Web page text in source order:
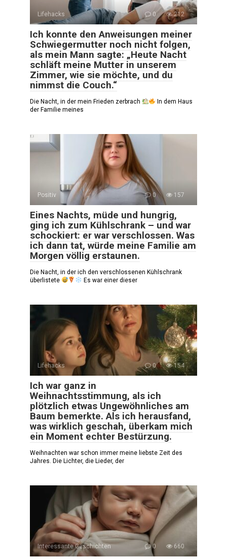
Lifehacks 0 212
Ich konnte den Anweisungen meiner
Schwiegermutter noch nicht folgen,
als mein Mann sagte: „Heute Nacht
schläft meine Mutter in unserem
Zimmer, wie sie möchte, und du
nimmst die Couch.“
Die Nacht, in der mein Frieden zerbrach
In dem Haus
der Familie meines
Positiv 0 157
Eines Nachts, müde und hungrig,
ging ich zum Kühlschrank – und war
schockiert: er war verschlossen. Was
ich dann tat, würde meine Familie am
Morgen völlig erstaunen.
Die Nacht, in der ich den verschlossenen Kühlschrank
überlistete
Es war einer dieser
Lifehacks 0 154
Ich war ganz in
Weihnachtsstimmung, als ich
plötzlich etwas Ungewöhnliches am
Baum bemerkte. Als ich herausfand,
was wirklich geschah, überkam mich
ein Moment echter Bestürzung.
Weihnachten war schon immer meine liebste Zeit des
Jahres. Die Lichter, die Lieder, der
Interessante Geschichten 0 660